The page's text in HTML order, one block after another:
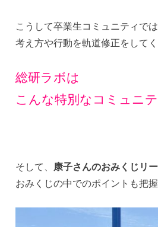
こうして卒業生コミュニティでは
考え方や行動を軌道修正をしてく
総研ラボは
こんな特別なコミュニ
そして、 康子さんのおみくじリ
おみくじの中でのポイントも把握